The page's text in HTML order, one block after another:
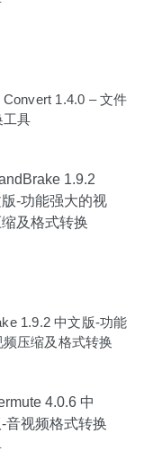
1.4.0 – 文件
工具
1.9.2 中文版-功能
压缩及格式转换